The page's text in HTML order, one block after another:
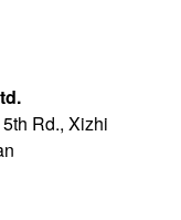
Rd., Xizhi